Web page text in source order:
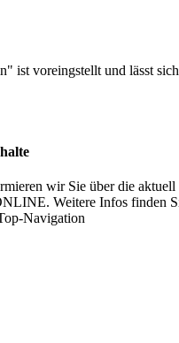
ist voreingstellt und lässt
wir Sie über die aktuell
Weitere Infos finden
Navigation